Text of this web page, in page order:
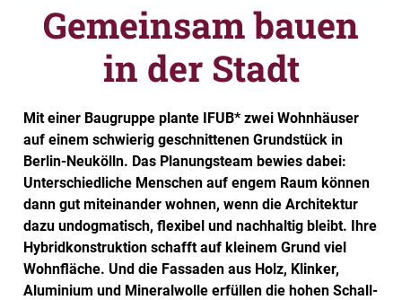
Gemeinsam bauen
in der Stadt
Mit einer Baugruppe plante IFUB* zwei Wohnhäuser
auf einem schwierig geschnittenen Grundstück in
Berlin-Neukölln. Das Planungsteam bewies dabei:
Unterschiedliche Menschen auf engem Raum können
dann gut miteinander wohnen, wenn die Architektur
dazu undogmatisch, flexibel und nachhaltig bleibt. Ihre
Hybridkonstruktion schafft auf kleinem Grund viel
Wohnfläche. Und die Fassaden aus Holz, Klinker,
Aluminium und Mineralwolle erfüllen die hohen Schall-